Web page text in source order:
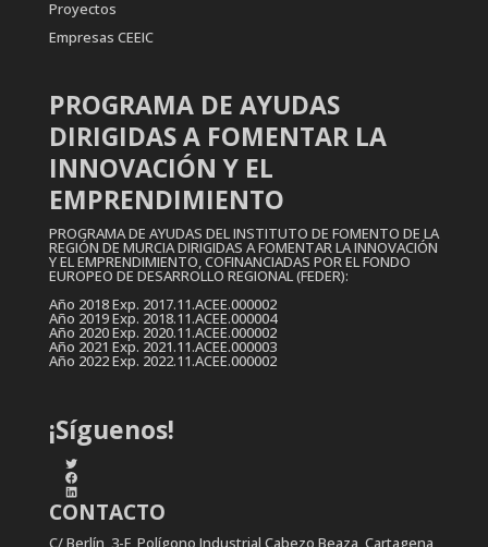
Proyectos
Empresas CEEIC
PROGRAMA DE AYUDAS
DIRIGIDAS A FOMENTAR LA
INNOVACIÓN Y EL
EMPRENDIMIENTO
PROGRAMA DE AYUDAS DEL INSTITUTO DE FOMENTO DE LA
REGIÓN DE MURCIA DIRIGIDAS A FOMENTAR LA INNOVACIÓN
Y EL EMPRENDIMIENTO, COFINANCIADAS POR EL FONDO
EUROPEO DE DESARROLLO REGIONAL (FEDER):
Año 2018 Exp. 2017.11.ACEE.000002
Año 2019 Exp. 2018.11.ACEE.000004
Año 2020 Exp. 2020.11.ACEE.000002
Año 2021 Exp. 2021.11.ACEE.000003
Año 2022 Exp. 2022.11.ACEE.000002
¡Síguenos!
Twitter
Facebook
LinkedIn
CONTACTO
C/ Berlín, 3-F, Polígono Industrial Cabezo Beaza, Cartagena